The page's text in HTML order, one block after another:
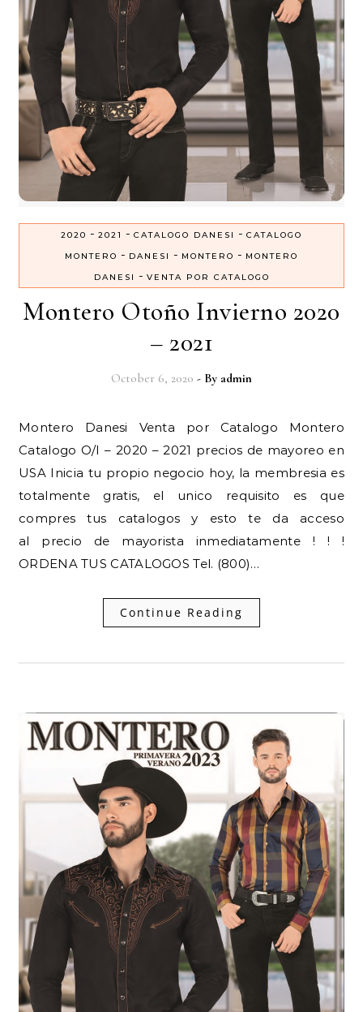
2020 - 2021 - CATALOGO DANESI - CATALOGO
MONTERO - DANESI - MONTERO - MONTERO
DANESI
- VENTA POR CATALOGO
Montero Otoño Invierno 2020
– 2021
October 6, 2020 - By admin
Montero Danesi Venta por Catalogo Montero
Catalogo O/I – 2020 – 2021 precios de mayoreo en
USA Inicia tu propio negocio hoy, la membresia es
totalmente gratis, el unico requisito es que
compres tus catalogos y esto te da acceso
al precio de mayorista inmediatamente ! ! !
ORDENA TUS CATALOGOS Tel. (800)…
Continue Reading